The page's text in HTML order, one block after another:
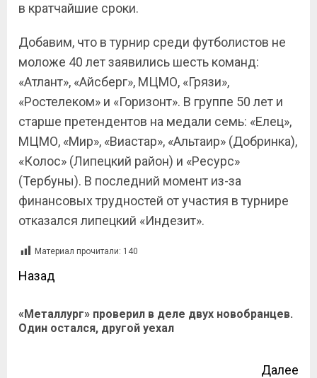
в кратчайшие сроки.
Добавим, что в турнир среди футболистов не
моложе 40 лет заявились шесть команд:
«Атлант», «Айсберг», МЦМО, «Грязи»,
«Ростелеком» и «Горизонт». В группе 50 лет и
старше претендентов на медали семь: «Елец»,
МЦМО, «Мир», «Виастар», «Альтаир» (Добринка),
«Колос» (Липецкий район) и «Ресурс»
(Тербуны). В последний момент из-за
финансовых трудностей от участия в турнире
отказался липецкий «Индезит».
Материал прочитали: 140
Назад
«Металлург» проверил в деле двух новобранцев.
Один остался, другой уехал
Далее